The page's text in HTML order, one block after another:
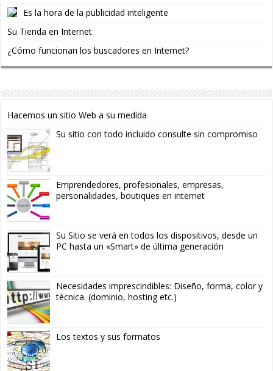
Es la hora de la publicidad inteligente
Su Tienda en Internet
¿Cómo funcionan los buscadores en Internet?
Hacemos un sitio Web a su medida
Su sitio con todo incluido consulte sin compromiso
Emprendedores, profesionales, empresas,
personalidades, boutiques en internet
Su Sitio se verá en todos los dispositivos, desde un
PC hasta un «Smart» de última generación
Necesidades imprescindibles: Diseño, forma, color y
técnica. (dominio, hosting etc.)
Los textos y sus formatos